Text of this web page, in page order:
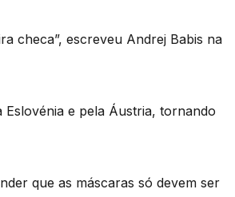
checa”, escreveu Andrej Babis na
Eslovénia e pela Áustria, tornando
que as máscaras só devem ser